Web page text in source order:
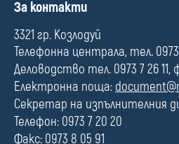
П
л
е
За контакти
3321 гр. Козлодуй
Телефонна централа, тел. 0973
Деловодство тел. 0973 7 26 11,
Електронна поща:
Секретар на изпълнителния
Телефон: 0973 7 20 20
Факс: 0973 8 05 91